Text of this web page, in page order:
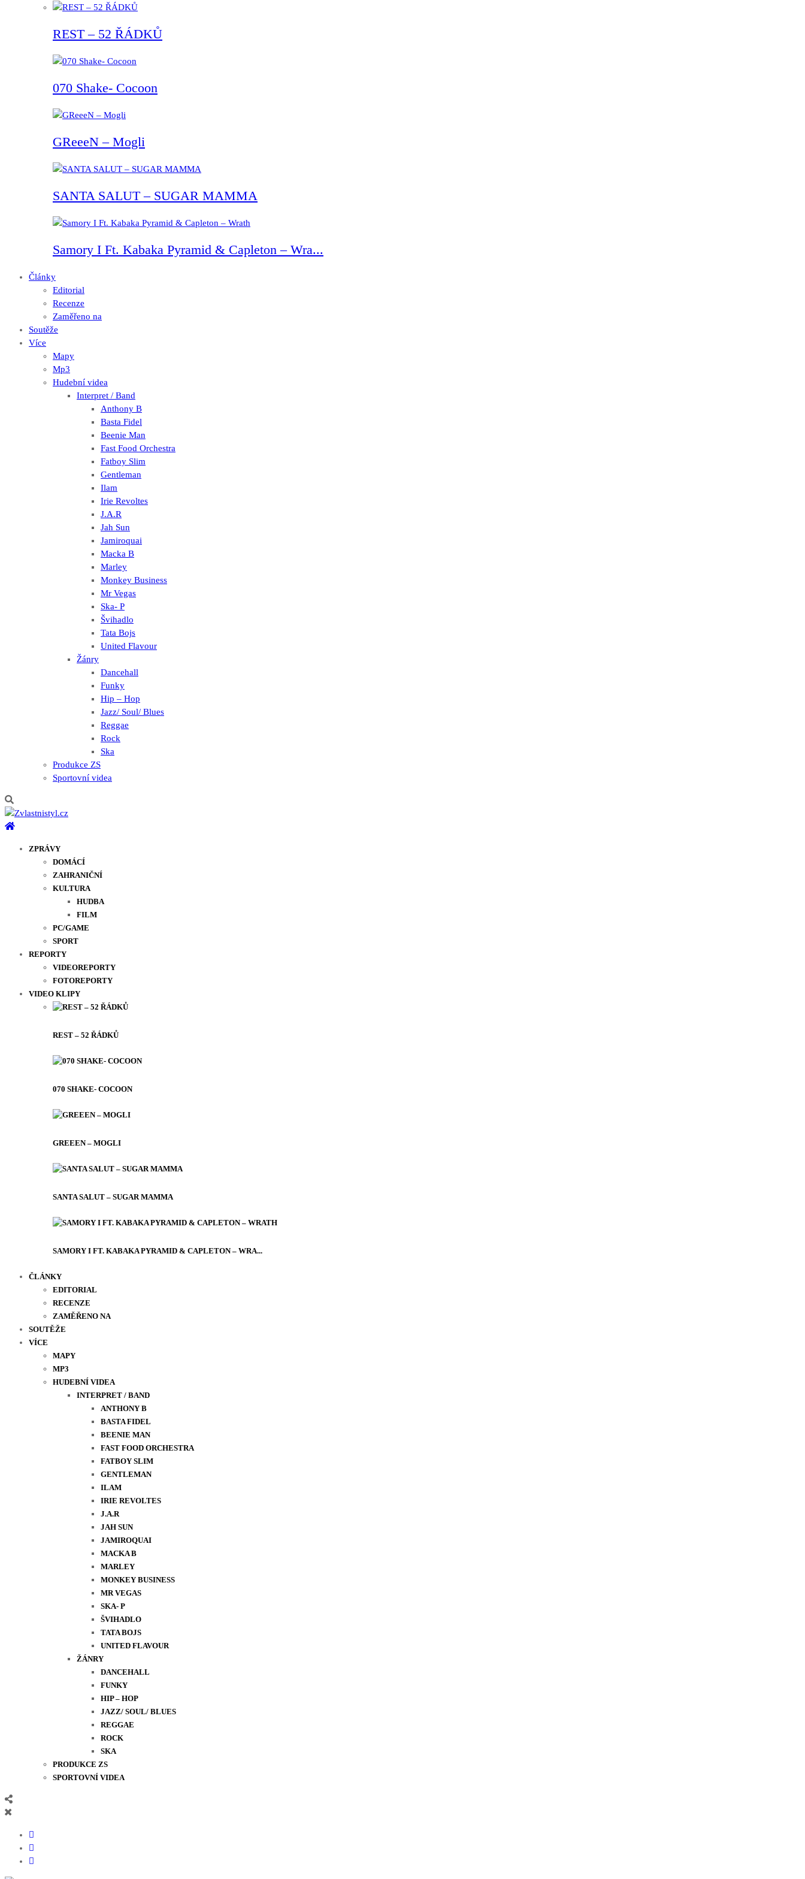
REST – 52 ŘÁDKŮ
070 Shake- Cocoon
GReeeN – Mogli
SANTA SALUT – SUGAR MAMMA
Samory I Ft. Kabaka Pyramid & Capleton – Wra...
Články
Editorial
Recenze
Zaměřeno na
Soutěže
Více
Mapy
Mp3
Hudební videa
Interpret / Band
Anthony B
Basta Fidel
Beenie Man
Fast Food Orchestra
Fatboy Slim
Gentleman
Ilam
Irie Revoltes
J.A.R
Jah Sun
Jamiroquai
Macka B
Marley
Monkey Business
Mr Vegas
Ska- P
Švihadlo
Tata Bojs
United Flavour
Žánry
Dancehall
Funky
Hip – Hop
Jazz/ Soul/ Blues
Reggae
Rock
Ska
Produkce ZS
Sportovní videa
ZPRÁVY
DOMÁCÍ
ZAHRANIČNÍ
KULTURA
HUDBA
FILM
PC/GAME
SPORT
REPORTY
VIDEOREPORTY
FOTOREPORTY
VIDEO KLIPY
REST – 52 ŘÁDKŮ
070 SHAKE- COCOON
GREEEN – MOGLI
SANTA SALUT – SUGAR MAMMA
SAMORY I FT. KABAKA PYRAMID & CAPLETON – WRA...
ČLÁNKY
EDITORIAL
RECENZE
ZAMĚŘENO NA
SOUTĚŽE
VÍCE
MAPY
MP3
HUDEBNÍ VIDEA
INTERPRET / BAND
ANTHONY B
BASTA FIDEL
BEENIE MAN
FAST FOOD ORCHESTRA
FATBOY SLIM
GENTLEMAN
ILAM
IRIE REVOLTES
J.A.R
JAH SUN
JAMIROQUAI
MACKA B
MARLEY
MONKEY BUSINESS
MR VEGAS
SKA- P
ŠVIHADLO
TATA BOJS
UNITED FLAVOUR
ŽÁNRY
DANCEHALL
FUNKY
HIP – HOP
JAZZ/ SOUL/ BLUES
REGGAE
ROCK
SKA
PRODUKCE ZS
SPORTOVNÍ VIDEA